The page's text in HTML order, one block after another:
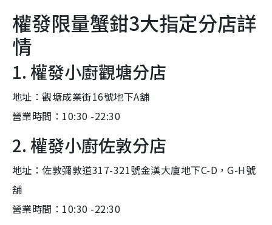
權發限量蟹鉗3大指定分店詳
情
1. 權發小廚觀塘分店
地址：觀塘成業街16號地下A舖
營業時間：10:30 -22:30
2. 權發小廚佐敦分店
地址：佐敦彌敦道317-321號金漢大廈地下C-D，G-H號
舖
營業時間：10:30 -22:30